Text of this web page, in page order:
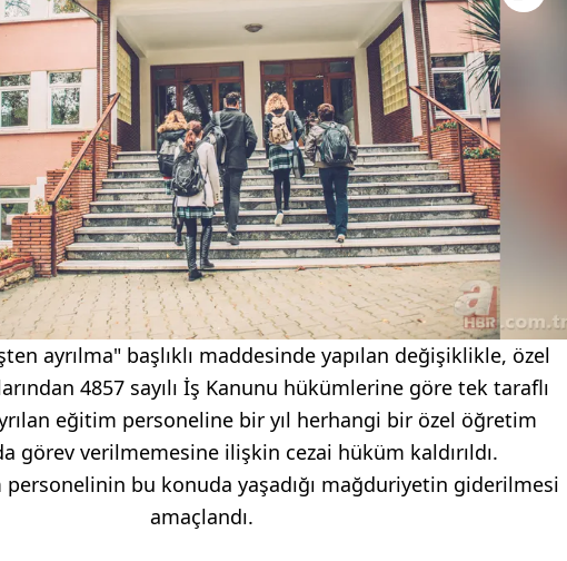
ayrılma" başlıklı maddesinde yapılan değişiklikle, özel
4857 sayılı İş Kanunu hükümlerine göre tek taraflı
eğitim personeline bir yıl herhangi bir özel öğretim
görev verilmemesine ilişkin cezai hüküm kaldırıldı.
bu konuda yaşadığı mağduriyetin giderilmesi
amaçlandı.